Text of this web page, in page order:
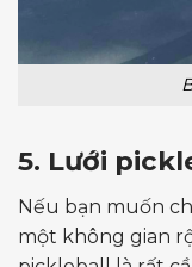
5. Lưới
Nếu bạn muốn
một không gian